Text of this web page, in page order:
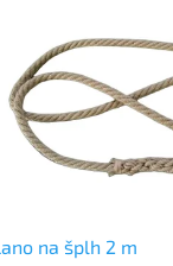
na šplh 2 m